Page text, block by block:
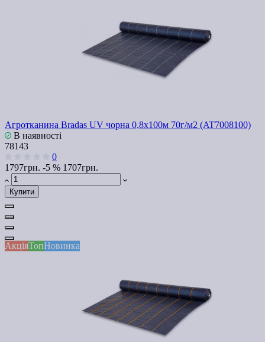
Агротканина Bradas UV чорна 0,8х100м 70г/м2 (AT7008100)
В наявності
78143
0
1797грн. -5 % 1707грн.
Купити
АкціяТопНовинка